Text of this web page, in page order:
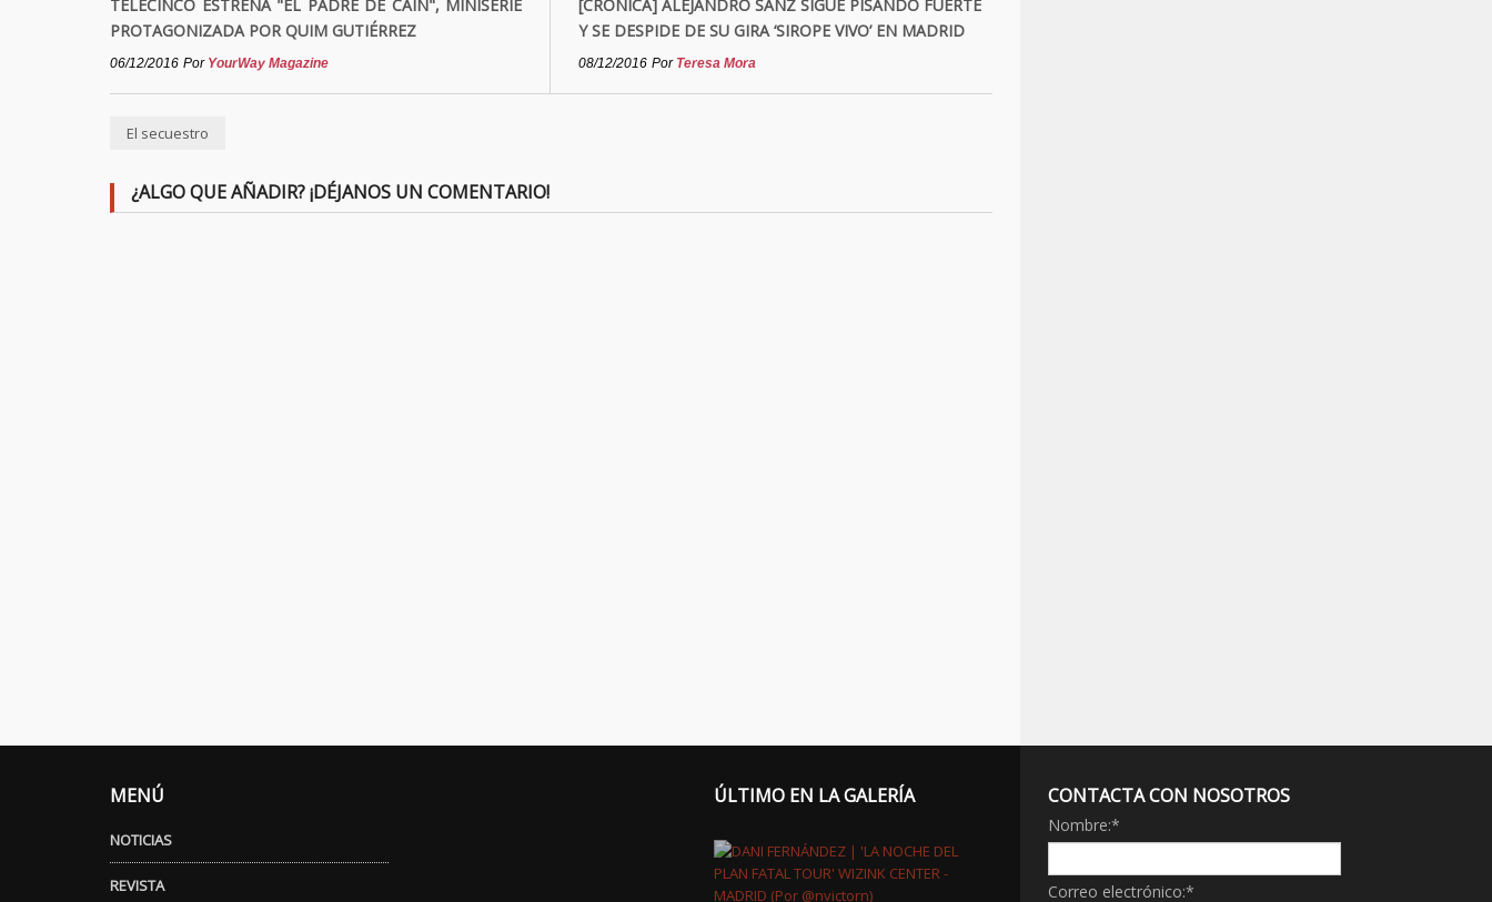
TELECINCO ESTRENA "EL PADRE DE CAÍN", MINISERIE
PROTAGONIZADA POR QUIM GUTIÉRREZ
06/12/2016 Por YourWay Magazine
[CRÓNICA] ALEJANDRO SANZ SIGUE PISANDO FUERTE
Y SE DESPIDE DE SU GIRA ‘SIROPE VIVO’ EN MADRID
08/12/2016 Por Teresa Mora
El secuestro
¿ALGO QUE AÑADIR? ¡DÉJANOS UN COMENTARIO!
MENÚ
NOTICIAS
REVISTA
ÚLTIMO EN LA GALERÍA CONTACTA CON NOSOTROS
Nombre:*
Correo electrónico:*